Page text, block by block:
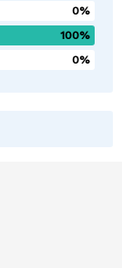
0%
100%
0%